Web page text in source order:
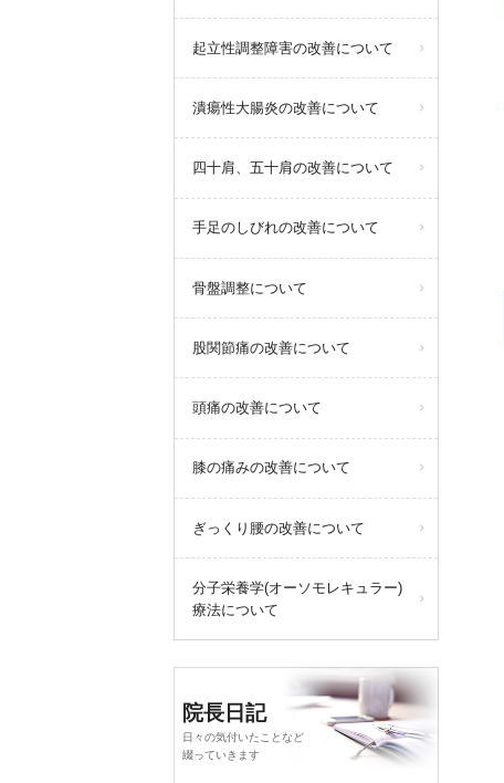
起立性調整障害の改善について
潰瘍性大腸炎の改善について
四十肩、五十肩の改善について
手足のしびれの改善について
骨盤調整について
股関節痛の改善について
頭痛の改善について
膝の痛みの改善について
ぎっくり腰の改善について
分子栄養学(オーソモレキュラー)
療法について
院長日記
日々の気付いたことなど
綴っていきます